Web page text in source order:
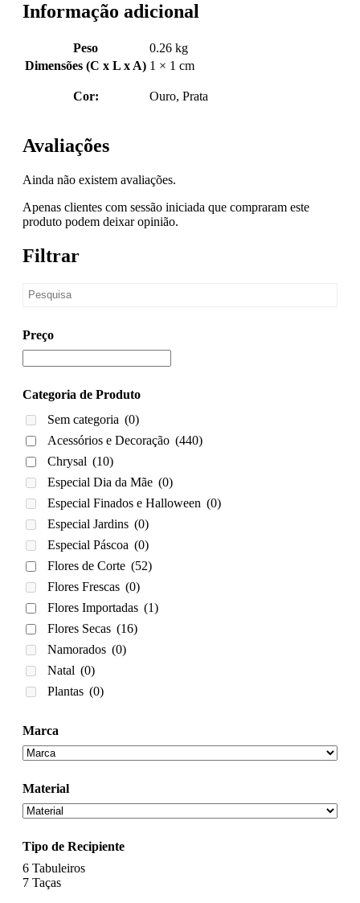
Informação adicional
Peso
0.26 kg
Dimensões (C x L x A) 1 × 1 cm
Cor: Ouro, Prata
Avaliações
Ainda não existem avaliações.
Apenas clientes com sessão iniciada que compraram este
produto podem deixar opinião.
Filtrar
Preço
Categoria de Produto
Sem categoria (0)
Acessórios e Decoração (440)
Chrysal (10)
Especial Dia da Mãe (0)
Especial Finados e Halloween (0)
Especial Jardins (0)
Especial Páscoa (0)
Flores de Corte (52)
Flores Frescas (0)
Flores Importadas (1)
Flores Secas (16)
Namorados (0)
Natal (0)
Plantas (0)
Marca
Material
Tipo de Recipiente
6 Tabuleiros
7 Taças